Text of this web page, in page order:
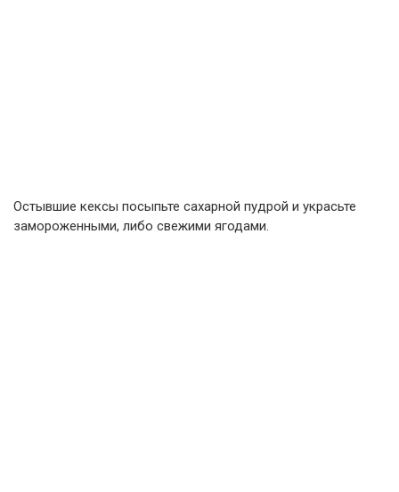
Остывшие кексы посыпьте сахарной пудрой и украсьте
замороженными, либо свежими ягодами.